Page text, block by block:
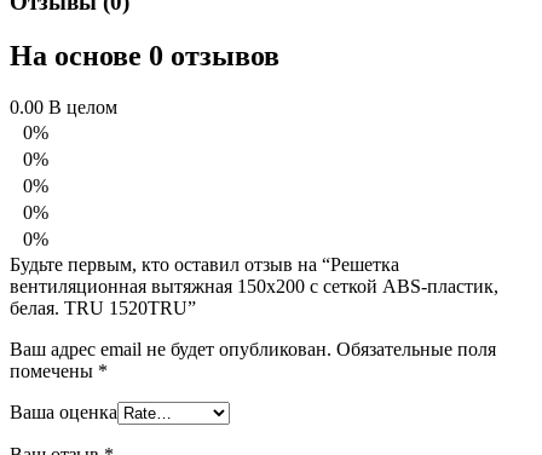
На основе 0 отзывов
0.00 В целом
0%
0%
0%
0%
0%
Будьте первым, кто оставил отзыв на “Решетка
вентиляционная вытяжная 150х200 с сеткой ABS-пластик,
белая. TRU 1520TRU”
Ваш адрес email не будет опубликован. Обязательные поля
помечены *
Ваша оценка